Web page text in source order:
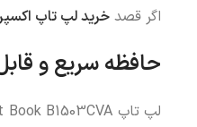
اگر قصد خرید لپ تاپ
حافظه سریع و قابل